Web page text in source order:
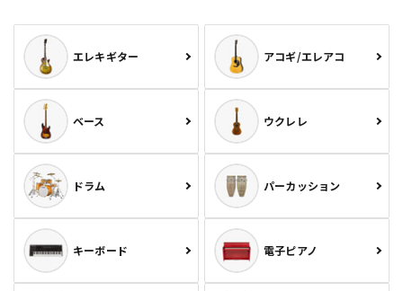
エレキギター アコギ/エレアコ
ベース ウクレレ
ドラム パーカッション
キーボード 電子ピアノ